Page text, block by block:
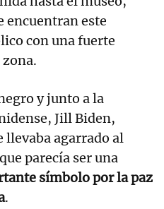
encuentran este
con una fuerte
y junto a la
Jill Biden,
llevaba agarrado al
parecía ser una
símbolo por la paz
.